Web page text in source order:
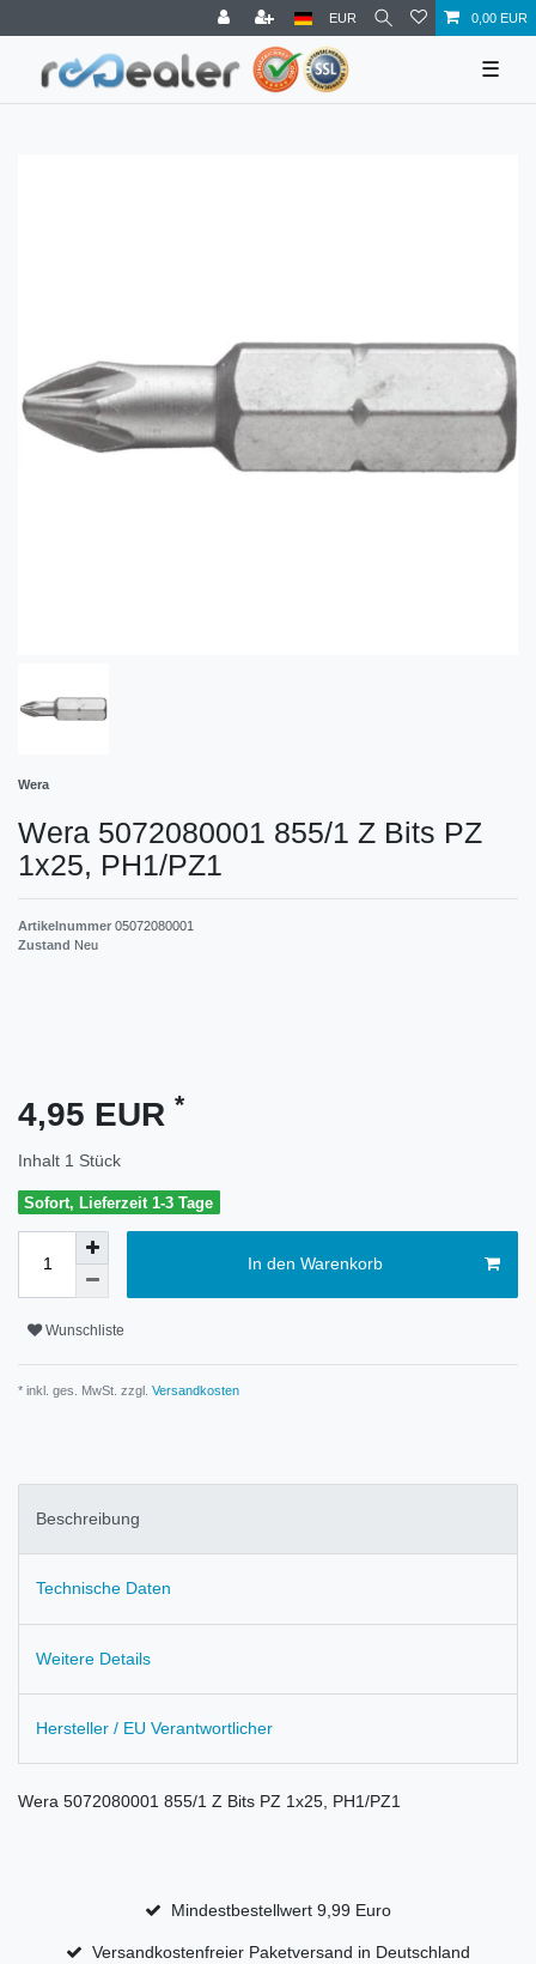
EUR 0,00 EUR
☰
Wera
Wera 5072080001 855/1 Z Bits PZ
1x25, PH1/PZ1
Artikelnummer 05072080001
Zustand Neu
4,95 EUR *
Inhalt 1 Stück
Sofort, Lieferzeit 1-3 Tage
In den Warenkorb
Wunschliste
* inkl. ges. MwSt. zzgl. Versandkosten
Beschreibung
Technische Daten
Weitere Details
Hersteller / EU Verantwortlicher
Wera 5072080001 855/1 Z Bits PZ 1x25, PH1/PZ1
Mindestbestellwert 9,99 Euro
Versandkostenfreier Paketversand in Deutschland